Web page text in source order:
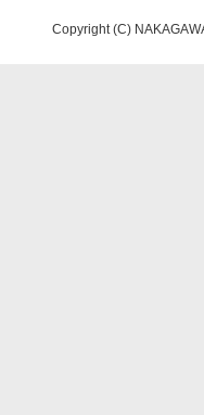
Copyright (C)